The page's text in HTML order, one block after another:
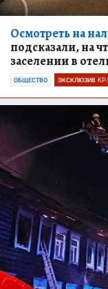
Осмотреть на
подсказали, на
заселении в
ОБЩЕСТВО ЭКСКЛЮЗИВ